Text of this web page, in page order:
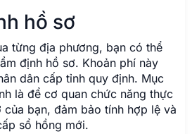
hồ sơ
từng địa phương, bạn có thể
định hồ sơ. Khoản phí này
dân cấp tỉnh quy định. Mục
là để cơ quan chức năng thực
của bạn, đảm bảo tính hợp lệ và
sổ hồng mới.